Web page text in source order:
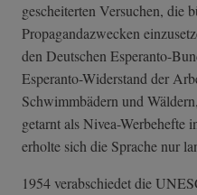
gescheiterten Versuchen, die
Propagandazwecken
den Deutschen Esperanto-
Esperanto-Widerstand der
Schwimmbädern und
getarnt als Nivea-Werbehefte
erholte sich die Sprache nur
1954 verabschiedet die